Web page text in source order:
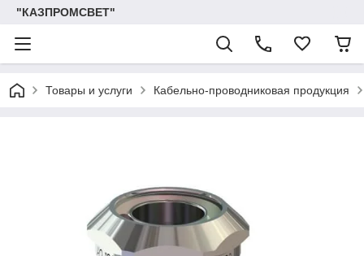
"КАЗПРОМСВЕТ"
Товары и услуги Кабельно-проводниковая продукция